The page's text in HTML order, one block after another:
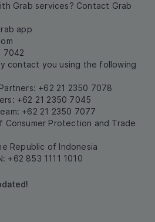
Grab services? Contact Grab
app
7042
contact you using the following
+62 21 2350 7078
+62 21 2350 7045
+62 21 2350 7077
Consumer Protection and Trade
Republic of Indonesia
+62 853 1111 1010